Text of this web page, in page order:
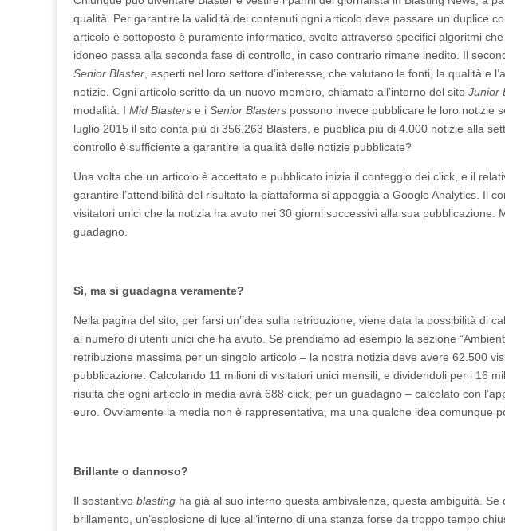
qualità. Per garantire la validità dei contenuti ogni articolo deve passare un duplice
articolo è sottoposto è puramente informatico, svolto attraverso specifici algoritmi
idoneo passa alla seconda fase di controllo, in caso contrario rimane inedito. Il
Senior Blaster , esperti nel loro settore d’interesse, che valutano le fonti, la qualità e
notizie. Ogni articolo scritto da un nuovo membro, chiamato all’interno del sito Junior
modalità. I Mid Blasters e i Senior Blasters possono invece pubblicare le loro notizie
luglio 2015 il sito conta più di 356.263 Blasters, e pubblica più di 4.000 notizie alla
controllo è sufficiente a garantire la qualità delle notizie pubblicate?
Una volta che un articolo è accettato e pubblicato inizia il conteggio dei click, e il
garantire l’attendibilità del risultato la piattaforma si appoggia a Google Analytics. Il
visitatori unici che la notizia ha avuto nei 30 giorni successivi alla sua pubblicazione.
guadagno.
Sì, ma si guadagna veramente?
Nella pagina del sito, per farsi un’idea sulla retribuzione, viene data la possibilità di
al numero di utenti unici che ha avuto. Se prendiamo ad esempio la sezione
retribuzione massima per un singolo articolo – la nostra notizia deve avere 62.500
pubblicazione. Calcolando 11 milioni di visitatori unici mensili, e dividendoli per i 16
risulta che ogni articolo in media avrà 688 click, per un guadagno – calcolato con
euro. Ovviamente la media non è rappresentativa, ma una qualche idea comunque
Brillante o dannoso?
Il sostantivo blasting ha già al suo interno questa ambivalenza, questa ambiguità.
brillamento, un’esplosione di luce all’interno di una stanza forse da troppo tempo